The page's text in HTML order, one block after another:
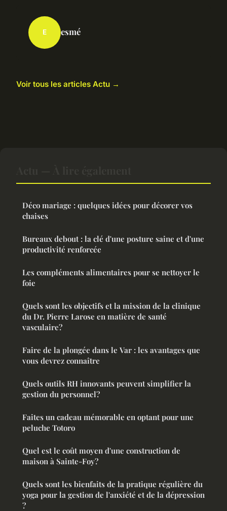
E esmé
Voir tous les articles Actu →
Déco mariage : quelques idées pour décorer vos
chaises
Bureaux debout : la clé d'une posture saine et d'une
productivité renforcée
Les compléments alimentaires pour se nettoyer le
foie
Quels sont les objectifs et la mission de la clinique
du Dr. Pierre Larose en matière de santé
vasculaire?
Faire de la plongée dans le Var : les avantages que
vous devrez connaître
Quels outils RH innovants peuvent simplifier la
gestion du personnel?
Faites un cadeau mémorable en optant pour une
peluche Totoro
Quel est le coût moyen d'une construction de
maison à Sainte-Foy?
Quels sont les bienfaits de la pratique régulière du
yoga pour la gestion de l'anxiété et de la dépression
?